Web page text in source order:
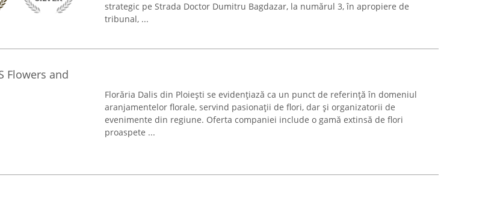
strategic pe Strada Doctor Dumitru Bagdazar, la numărul 3, în apropiere de
tribunal, ...
Flowers and
Florăria Dalis din Ploiești se evidențiază ca un punct de referință în domeniul
aranjamentelor florale, servind pasionații de flori, dar și organizatorii de
evenimente din regiune. Oferta companiei include o gamă extinsă de flori
proaspete ...